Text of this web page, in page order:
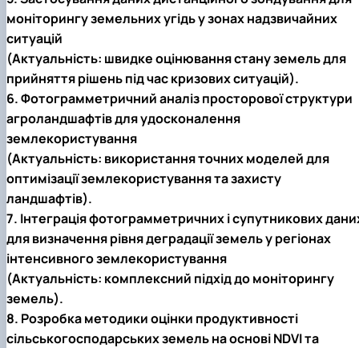
моніторингу земельних угідь у зонах надзвичайних
ситуацій
(Актуальність: швидке оцінювання стану земель для
прийняття рішень під час кризових ситуацій).
6. Фотограмметричний аналіз просторової структури
агроландшафтів для удосконалення
землекористування
(Актуальність: використання точних моделей для
оптимізації землекористування та захисту
ландшафтів).
7. Інтеграція фотограмметричних і супутникових
для визначення рівня деградації земель у регіонах
інтенсивного землекористування
(Актуальність: комплексний підхід до моніторингу
земель).
8. Розробка методики оцінки продуктивності
сільськогосподарських земель на основі NDVI та